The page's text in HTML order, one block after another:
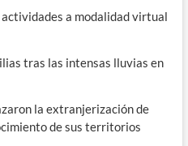
actividades a modalidad virtual
tras las intensas lluvias en
la extranjerización de
de sus territorios